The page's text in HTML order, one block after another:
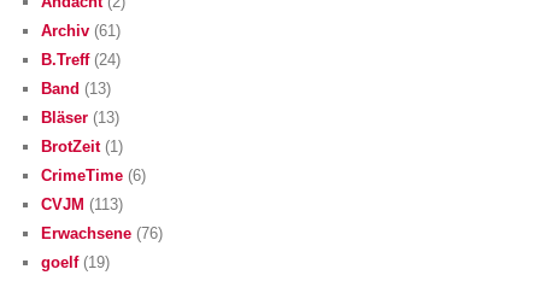
Archiv (61)
B.Treff(24)
Band (13)
Bläser (13)
BrotZeit(1)
CrimeTime (6)
CVJM (113)
Erwachsene (76)
goelf(19)